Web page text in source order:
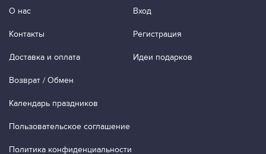
О нас
Контакты
Доставка и оплата
Возврат / Обмен
Календарь праздников
Пользовательское соглашение
Политика конфиденциальности
Вход
Регистрация
Идеи подарков